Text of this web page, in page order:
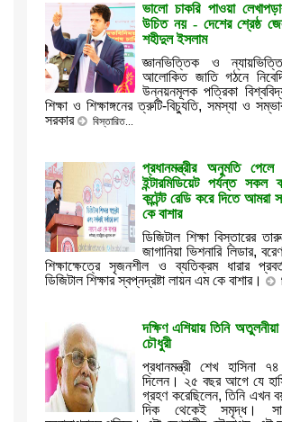
ভালো চাকরি পাওয়া
উচিত নয় - দেশের শ্রেষ্ঠ
শহীদুল ইসলাম
জ্ঞানভিত্তিক ও
আলোকিত জাতি গঠনে
উন্নয়নমূলক পত্রিকা
শিক্ষা ও শিক্ষাঙ্গনের ত্রুটি-বিচ্যুতি, সমস্যা ও
সরকার
বিস্তারিত...
প্রধানমন্ত্রীর অনুমতি পেলে
ইন্টারমিডিয়েট পর্যন্ত সকল
কন্টেন্ট রেডি করে দিতে
কে বাশার
ডিজিটাল শিক্ষা বিস্তারের
জাগানিয়া ভিশনারি লিডার,
শিক্ষাক্ষেত্রে সৃজনশীল ও ব্যতিক্রম ধারার
ডিজিটাল শিক্ষার স্বপ্নদ্রষ্টা লায়ন এম কে বাশার।
দক্ষিণ এশিয়ায় তিনি
চৌধুরী
প্রধানমন্ত্রী শেখ হাসিনা
দিলেন। ২৫ বছর আগে যে
গ্রহণ করেছিলেন, তিনি এখন
দিক থেকেই সমৃদ্ধ।